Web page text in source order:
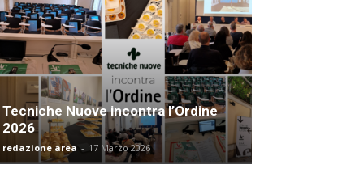
Tecniche Nuove incontra l’Ordine
2026
redazione area - 17 Marzo 2026